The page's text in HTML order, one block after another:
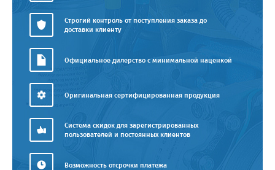
Строгий контроль от поступления заказа до
доставки клиенту
Официальное дилерство с минимальной наценкой
Оригинальная сертифицированная продукция
Система скидок для зарегистрированных
пользователей и постоянных клиентов
Возможность отсрочки платежа